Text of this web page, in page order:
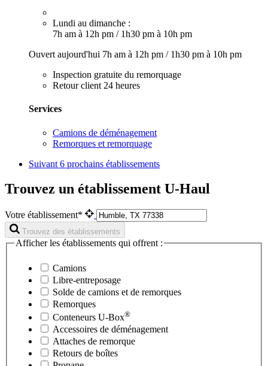
Lundi au dimanche :
7h am à 12h pm / 1h30 pm à 10h pm
Ouvert aujourd'hui 7h am à 12h pm / 1h30 pm à 10h pm
Inspection gratuite du remorquage
Retour client 24 heures
Services
Camions de déménagement
Remorques et remorquage
Suivant 6 prochains établissements
Trouvez un établissement U-Haul
Votre établissement*
Trouvez des établissements
Afficher les établissements qui offrent :
Camions
Libre-entreposage
Solde de camions et de remorques
Remorques
Conteneurs U-Box®
Accessoires de déménagement
Attaches de remorque
Retours de boîtes